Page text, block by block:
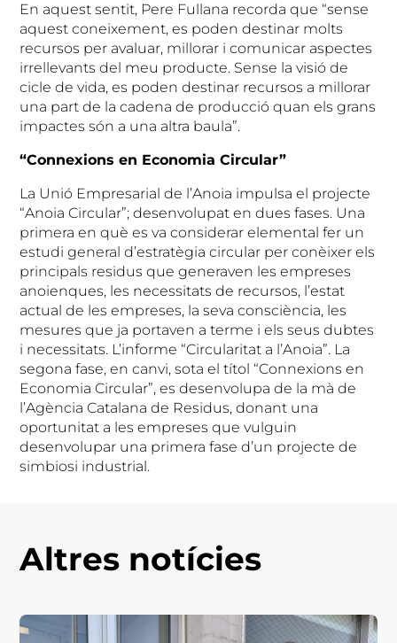
En aquest sentit, Pere Fullana recorda que “sense
aquest coneixement, es poden destinar molts
recursos per avaluar, millorar i comunicar aspectes
irrellevants del meu producte. Sense la visió de
cicle de vida, es poden destinar recursos a millorar
una part de la cadena de producció quan els grans
impactes són a una altra baula”.
“Connexions en Economia Circular”
La Unió Empresarial de l’Anoia impulsa el projecte
“Anoia Circular”; desenvolupat en dues fases. Una
primera en què es va considerar elemental fer un
estudi general d’estratègia circular per conèixer els
principals residus que generaven les empreses
anoienques, les necessitats de recursos, l’estat
actual de les empreses, la seva consciència, les
mesures que ja portaven a terme i els seus dubtes
i necessitats. L’informe “Circularitat a l’Anoia”. La
segona fase, en canvi, sota el títol “Connexions en
Economia Circular”, es desenvolupa de la mà de
l’Agència Catalana de Residus, donant una
oportunitat a les empreses que vulguin
desenvolupar una primera fase d’un projecte de
simbiosi industrial.
Altres notícies